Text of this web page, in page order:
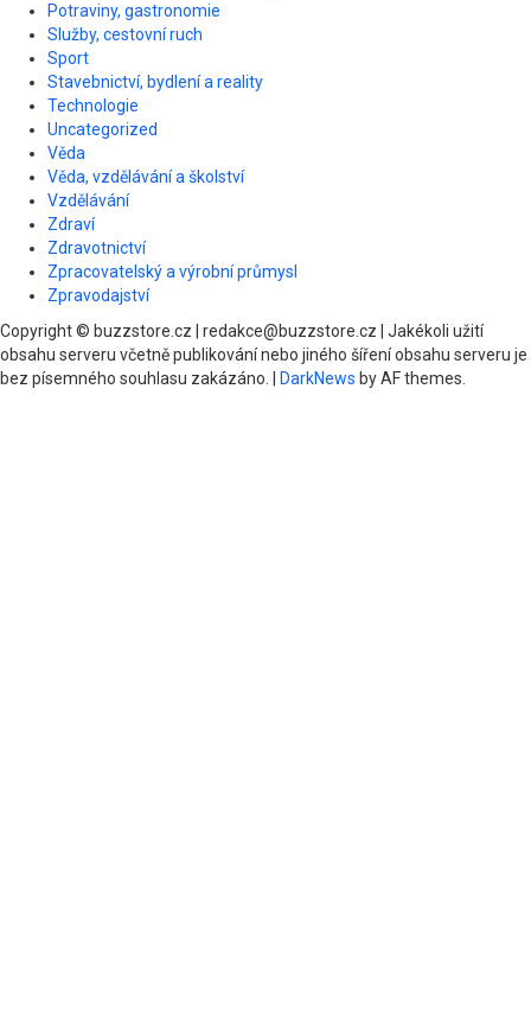
Potraviny, gastronomie
Služby, cestovní ruch
Sport
Stavebnictví, bydlení a reality
Technologie
Uncategorized
Věda
Věda, vzdělávání a školství
Vzdělávání
Zdraví
Zdravotnictví
Zpracovatelský a výrobní průmysl
Zpravodajství
Copyright © buzzstore.cz | redakce@buzzstore.cz | Jakékoli užití
obsahu serveru včetně publikování nebo jiného šíření obsahu serveru je
bez písemného souhlasu zakázáno.
DarkNews by AF themes.